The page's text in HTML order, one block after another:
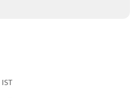
IST